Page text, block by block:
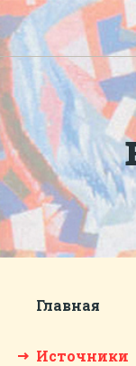
Главная
Источники